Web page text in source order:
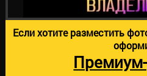
Если хотите разместить